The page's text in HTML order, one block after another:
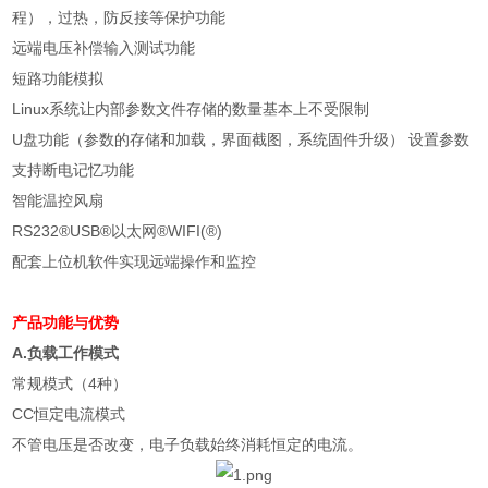
程），过热，防反接等保护功能
远端电压补偿输入测试功能
短路功能模拟
Linux系统让内部参数文件存储的数量基本上不受限制
U盘功能（参数的存储和加载，界面截图，系统固件升级） 设置参数
支持断电记忆功能
智能温控风扇
RS232®USB®以太网®WIFI(®)
配套上位机软件实现远端操作和监控
产品功能与优势
A.负载工作模式
常规模式（4种）
CC恒定电流模式
不管电压是否改变，电子负载始终消耗恒定的电流。